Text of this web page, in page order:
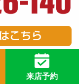
来店予約